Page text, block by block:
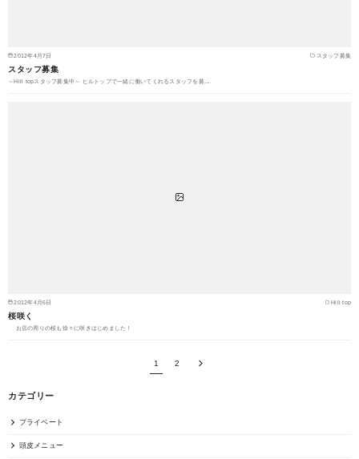
2012年4月7日 スタッフ募集
スタッフ募集
～Hill topスタッフ募集中～ ヒルトップで一緒に働いてくれるスタッフを募…
2012年4月6日 Hill top
桜咲く
お店の周りの桜も徐々に咲きはじめました！
1 2
カテゴリー
プライベート
頭皮メニュー